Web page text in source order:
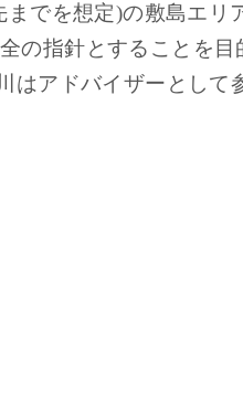
でを想定)の敷島エリ
の指針とすることを
アドバイザーとして